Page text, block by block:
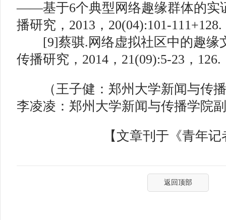
——基于6个典型网络趣缘群体的实
播研究，2013，20(04):101-111+128.
[9]蔡骐.网络虚拟社区中的趣缘
传播研究，2014，21(09):5-23，126.
（王子健：郑州大学新闻与传播
李凌凌：郑州大学新闻与传播学院
【文章刊于《青年记
返回顶部